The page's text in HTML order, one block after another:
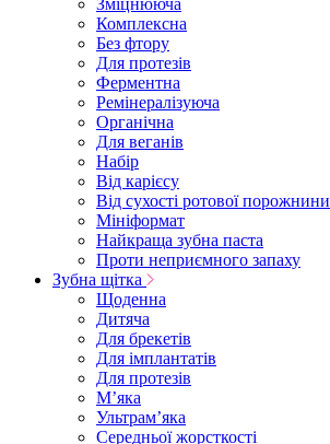
Зміцнююча
Комплексна
Без фтору
Для протезів
Ферментна
Ремінералізуюча
Органічна
Для веганів
Набір
Від карієсу
Від сухості ротової порожнини
Мініформат
Найкраща зубна паста
Проти неприємного запаху
Зубна щітка
Щоденна
Дитяча
Для брекетів
Для імплантатів
Для протезів
Мʼяка
Ультрамʼяка
Середньої жорсткості